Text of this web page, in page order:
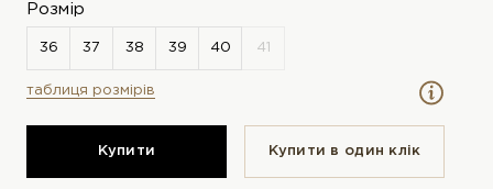
Розмір
таблиця розмірів
Купити Купити в один клiк